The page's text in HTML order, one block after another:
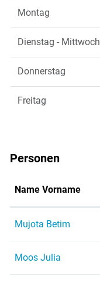
Montag
Dienstag - Mittwoch
Donnerstag
Freitag
Personen
Name Vorname
Mujota Betim
Moos Julia